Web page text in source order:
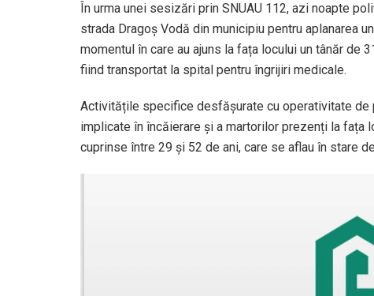
În urma unei sesizări prin SNUAU 112, azi noapte
strada Dragoș Vodă din municipiu pentru aplanarea
momentul în care au ajuns la fața locului un tânăr de
fiind transportat la spital pentru îngrijiri medicale.
Activitățile specifice desfășurate cu operativitate
implicate în încăierare și a martorilor prezenți la fața
cuprinse între 29 și 52 de ani, care se aflau în stare